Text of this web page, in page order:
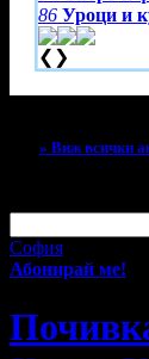
86 Уроци и
❮ ❯
» Виж всички
София
Абонирай ме!